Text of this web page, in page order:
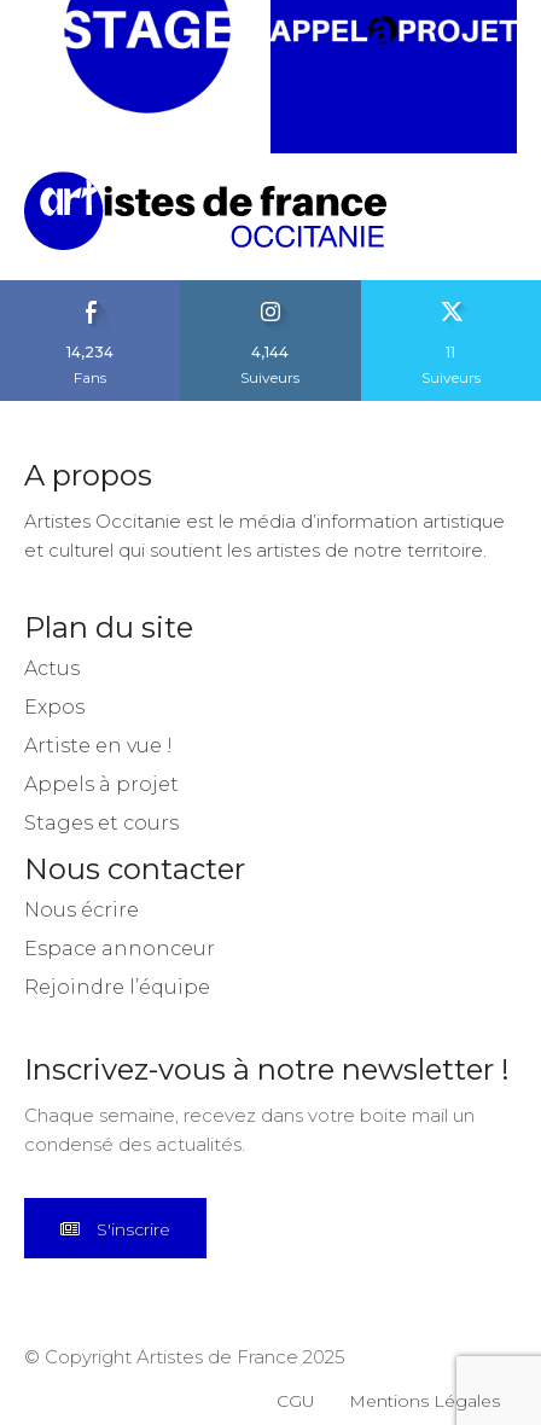
14,234
Fans
4,144
Suiveurs
11
Suiveurs
A propos
Artistes Occitanie est le média d’information artistique
et culturel qui soutient les artistes de notre territoire.
Plan du site
Actus
Expos
Artiste en vue !
Appels à projet
Stages et cours
Nous contacter
Nous écrire
Espace annonceur
Rejoindre l’équipe
Inscrivez-vous à notre newsletter !
Chaque semaine, recevez dans votre boite mail un
condensé des actualités.
S'inscrire
© Copyright Artistes de France 2025
CGU Mentions Légales